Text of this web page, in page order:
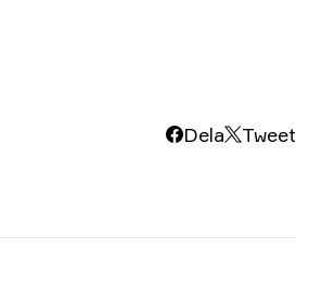
Dela Tweet